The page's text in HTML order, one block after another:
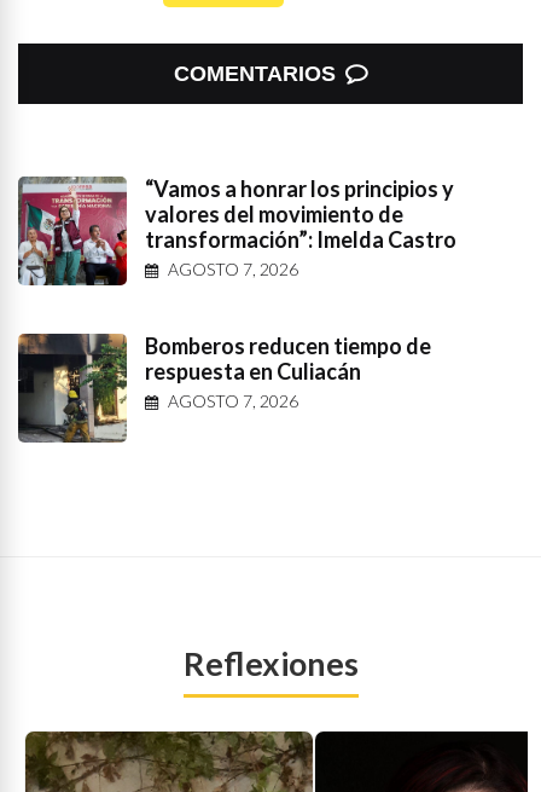
COMENTARIOS
“Vamos a honrar los principios y
valores del movimiento de
transformación”: Imelda Castro
AGOSTO 7, 2026
Bomberos reducen tiempo de
respuesta en Culiacán
AGOSTO 7, 2026
Reflexiones